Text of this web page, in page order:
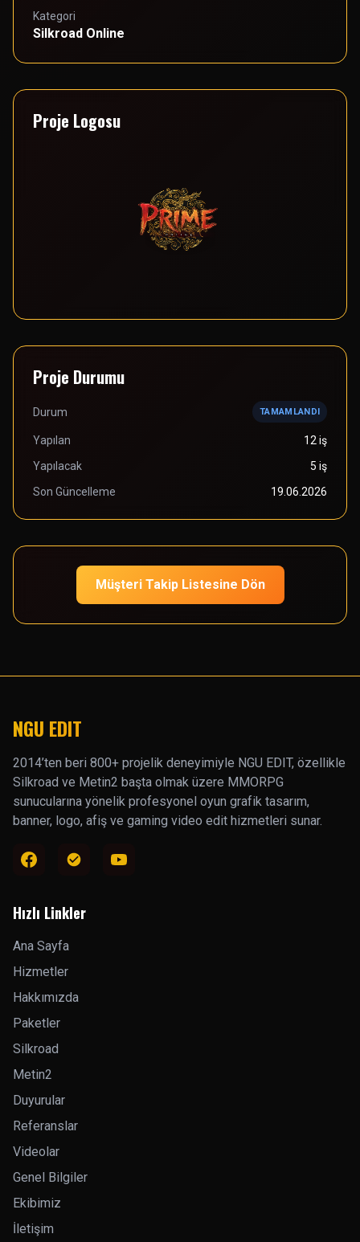
Kategori
Silkroad Online
Proje Logosu
Proje Durumu
Durum TAMAMLANDI
Yapılan
12 iş
Yapılacak
5 iş
Son Güncelleme
19.06.2026
Müşteri Takip Listesine Dön
NGU EDIT
2014’ten beri 800+ projelik deneyimiyle NGU EDIT, özellikle
Silkroad ve Metin2 başta olmak üzere MMORPG
sunucularına yönelik profesyonel oyun grafik tasarım,
banner, logo, afiş ve gaming video edit hizmetleri sunar.
Hızlı Linkler
Ana Sayfa
Hizmetler
Hakkımızda
Paketler
Silkroad
Metin2
Duyurular
Referanslar
Videolar
Genel Bilgiler
Ekibimiz
İletişim